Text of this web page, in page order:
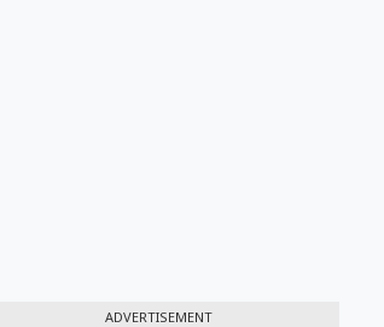
ADVERTISEMENT